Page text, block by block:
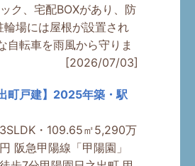
ク、宅配BOXがあり、防
場には屋根が設置され
自転車を雨風から守りま
[2026/07/03]
町戸建】2025年築・駅
3SLDK・109.65㎡5,290万
円 阪急甲陽線「甲陽園」